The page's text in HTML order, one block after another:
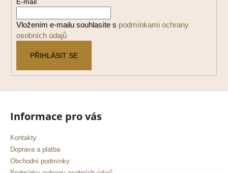
Vložením e-mailu souhlasíte s podmínkami ochrany
osobních údajů
PŘIHLÁSIT SE
Informace pro vás
Kontakty
Doprava a platba
Obchodní podmínky